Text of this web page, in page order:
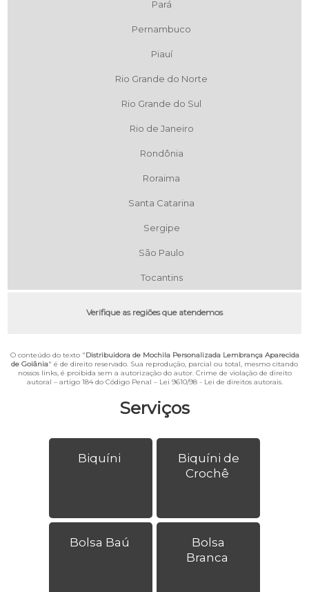
Serviços
Biquíni
Biquíni de
Crochê
Bolsa Baú
Bolsa
Branca
Pará
Pernambuco
Piauí
Rio Grande do Norte
Rio Grande do Sul
Rio de Janeiro
Rondônia
Roraima
Santa Catarina
Sergipe
São Paulo
Tocantins
Verifique as regiões que atendemos
O conteúdo do texto "Distribuidora de Mochila Personalizada Lembrança Aparecida
de Goiânia" é de direito reservado. Sua reprodução, parcial ou total, mesmo citando
nossos links, é proibida sem a autorização do autor. Crime de violação de direito
autoral – artigo 184 do Código Penal – Lei 9610/98 - Lei de direitos autorais.